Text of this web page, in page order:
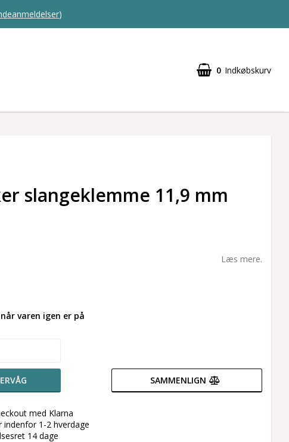
)
0 Indkøbskurv
slangeklemme 11,9 mm
Læs mere.
varen igen er på
SAMMENLIGN
med Klarna
indenfor 1-2 hverdage
14 dage